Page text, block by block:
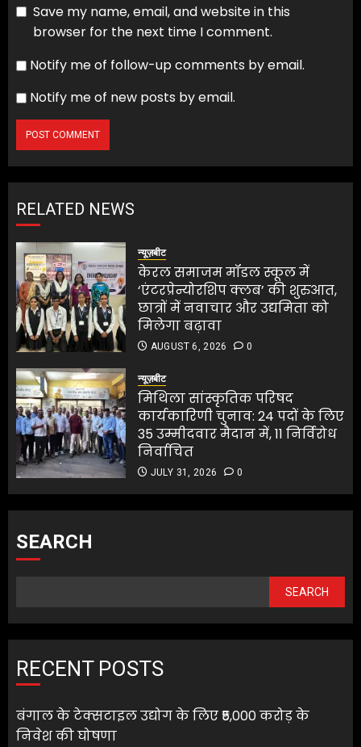
Save my name, email, and website in this
browser for the next time I comment.
Notify me of follow-up comments by email.
Notify me of new posts by email.
RELATED NEWS
न्यूज़बीट
केरल समाजम मॉडल स्कूल में
‘एंटरप्रेन्योरशिप क्लब’ की शुरुआत,
छात्रों में नवाचार और उद्यमिता को
मिलेगा बढ़ावा
AUGUST 6, 2026 0
न्यूज़बीट
मिथिला सांस्कृतिक परिषद
कार्यकारिणी चुनाव: 24 पदों के लिए
35 उम्मीदवार मैदान में, 11 निर्विरोध
निर्वाचित
JULY 31, 2026 0
SEARCH
SEARCH
RECENT POSTS
बंगाल के टेक्सटाइल उद्योग के लिए ₹5,000 करोड़ के
निवेश की घोषणा